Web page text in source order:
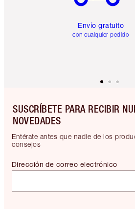
Envío gratuito
con cualquier pedido
SUSCRÍBETE PARA RECIBIR
NOVEDADES
Entérate antes que nadie de los
consejos
Dirección de correo electrónico